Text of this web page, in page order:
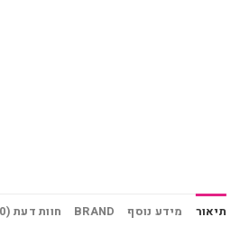
תיאור מידע נוסף BRAND חוות דעת (0)